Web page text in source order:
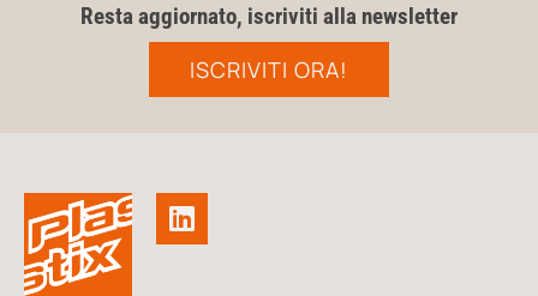
Resta aggiornato, iscriviti alla newsletter
ISCRIVITI ORA!